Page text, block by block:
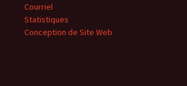
Courriel
Statistiques
Conception de Site Web